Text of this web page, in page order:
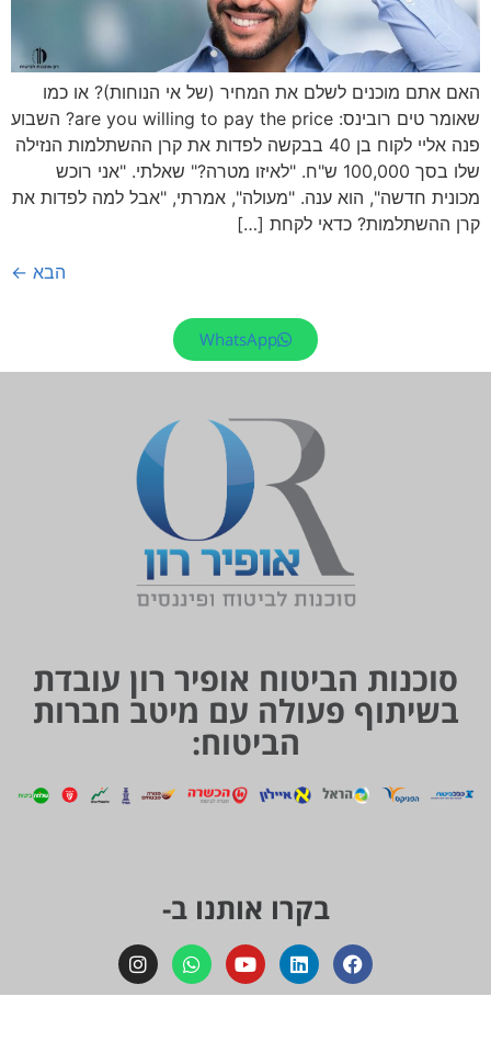
האם אתם מוכנים לשלם את המחיר (של אי הנוחות)? או כמו
שאומר טים רובינס: are you willing to pay the price? השבוע
פנה אליי לקוח בן 40 בבקשה לפדות את קרן ההשתלמות הנזילה
שלו בסך 100,000 ש"ח. "לאיזו מטרה?" שאלתי. "אני רוכש
מכונית חדשה", הוא ענה. "מעולה", אמרתי, "אבל למה לפדות את
קרן ההשתלמות? כדאי לקחת […]
הבא ←
WhatsApp
סוכנות הביטוח אופיר רון עובדת
בשיתוף פעולה עם מיטב חברות
הביטוח:
בקרו אותנו ב-